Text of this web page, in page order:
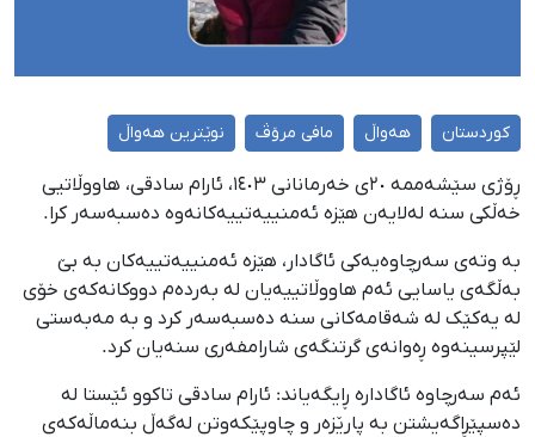
کوردستان هەواڵ مافی مرۆڤ نوێترین هەواڵ
ڕۆژی سێشەممە ٢٠ی خەرمانانی ١٤٠٣، ئارام سادقی، هاووڵاتیی
خەڵکی سنە لەلایەن هێزە ئەمنییەتییەکانەوە دەسبەسەر کرا.
بە وتەی سەرچاوەیەکی ئاگادار، هێزە ئەمنییەتییەکان بە بێ
بەڵگەی یاسایی ئەم هاووڵاتییەیان لە بەردەم دووکانەکەی خۆی
لە یەکێک لە شەقامەکانی سنە دەسبەسەر کرد و بە مەبەستی
لێپرسینەوە ڕەوانەی گرتنگەی شارامفەری سنەیان کرد.
ئەم سەرچاوە ئاگادارە ڕایگەیاند: ئارام سادقی تاکوو ئێستا لە
دەسپێڕاگەیشتن بە پارێزەر و چاوپێکەوتن لەگەڵ بنەماڵەکەی